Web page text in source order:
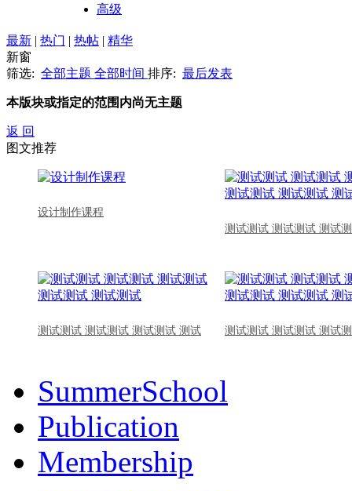
高级
最新 | 热门 | 热帖 | 精华
新窗
筛选: 全部主题 全部时间 排序: 最后发表
本版块或指定的范围内尚无主题
返 回
图文推荐
设计制作课程
测试测试 测试测试 测试
测试测试 测试测试 测试测试 测试 测试测试 测试测试 测试
SummerSchool
Publication
Membership